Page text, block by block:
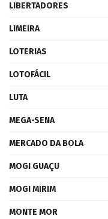
LIBERTADORES
LIMEIRA
LOTERIAS
LOTOFÁCIL
LUTA
MEGA-SENA
MERCADO DA BOLA
MOGI GUAÇU
MOGI MIRIM
MONTE MOR